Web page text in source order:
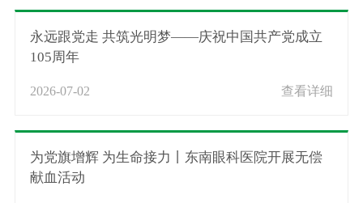
永远跟党走 共筑光明梦——庆祝中国共产党成立
105周年
2026-07-02 查看详细
为党旗增辉 为生命接力丨东南眼科医院开展无偿
献血活动